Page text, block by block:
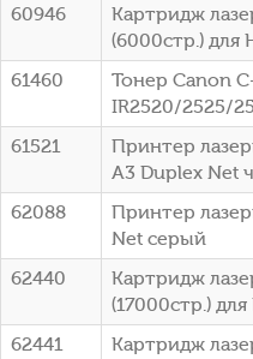
60946
Картридж
(6000стр.) для
61460
Тонер Canon
IR2520/2525/
61521
Принтер
A3 Duplex Net
62088
Принтер
Net серый
62440
Картридж
(17000стр.) для
62441
Картридж